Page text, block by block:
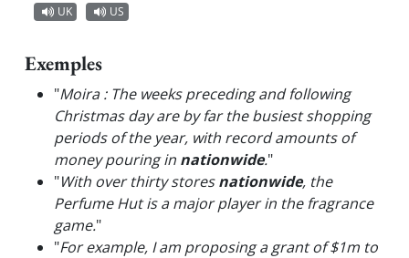
UK
US
Exemples
"Moira : The weeks preceding and following
Christmas day are by far the busiest shopping
periods of the year, with record amounts of
money pouring in nationwide."
"With over thirty storesnationwide, the
Perfume Hut is a major player in the fragrance
game."
"For example, I am proposing a grant of $1m to